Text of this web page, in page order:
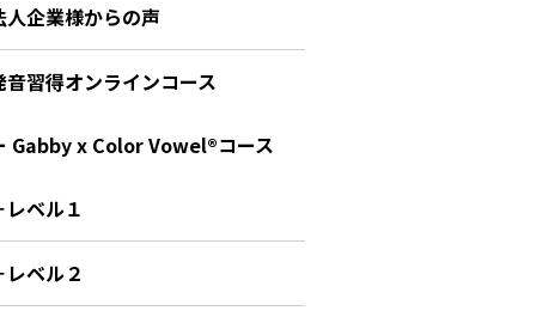
人企業様からの声
音習得オンラインコース
Gabby x Color Vowel®︎コース
レベル１
レベル２